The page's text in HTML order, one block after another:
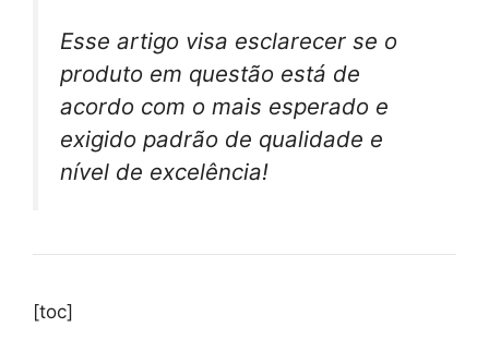
Esse artigo visa esclarecer se o
produto em questão está de
acordo com o mais esperado e
exigido padrão de qualidade e
nível de excelência!
[toc]